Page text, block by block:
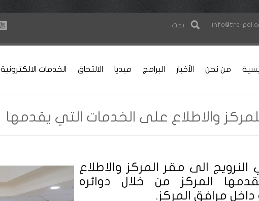
info@trc- بحث
من نحن الأخبار البرامج ميديا الالتحاق الخدمات الالكترونية
والاطلاع على الخدمات التي يقدمها
الى مقر المركز والاطلاع
المركز من خلال دوائره
داخل مرافق المركز.